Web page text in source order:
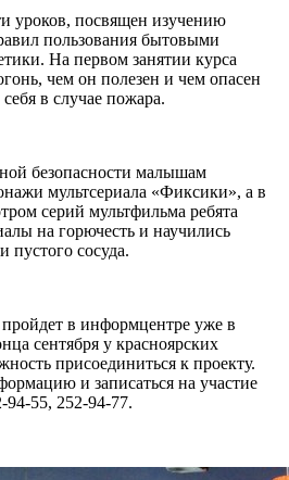
уроков, посвящен изучению
пользования бытовыми
На первом занятии курса
чем он полезен и чем опасен
в случае пожара.
безопасности малышам
мультсериала «Фиксики», а в
серий мультфильма ребята
на горючесть и научились
сосуда.
пройдет в информцентре уже в
сентября у красноярских
присоединиться к проекту.
и записаться на участие
55, 252-94-77.